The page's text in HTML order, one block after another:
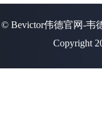
Bevictor伟德官网-韦
Copyright